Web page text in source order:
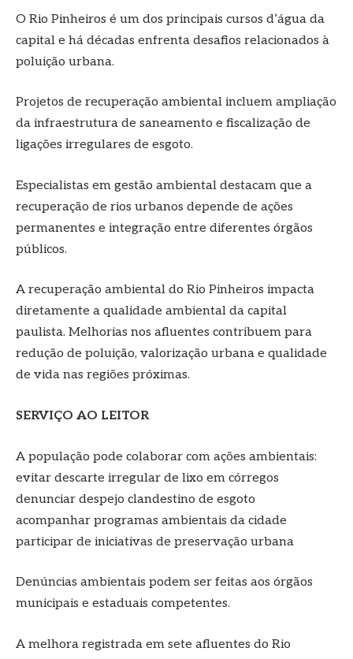
O Rio Pinheiros é um dos principais cursos d’água da
capital e há décadas enfrenta desafios relacionados à
poluição urbana.
Projetos de recuperação ambiental incluem ampliação
da infraestrutura de saneamento e fiscalização de
ligações irregulares de esgoto.
Especialistas em gestão ambiental destacam que a
recuperação de rios urbanos depende de ações
permanentes e integração entre diferentes órgãos
públicos.
A recuperação ambiental do Rio Pinheiros impacta
diretamente a qualidade ambiental da capital
paulista. Melhorias nos afluentes contribuem para
redução de poluição, valorização urbana e qualidade
de vida nas regiões próximas.
SERVIÇO AO LEITOR
A população pode colaborar com ações ambientais:
evitar descarte irregular de lixo em córregos
denunciar despejo clandestino de esgoto
acompanhar programas ambientais da cidade
participar de iniciativas de preservação urbana
Denúncias ambientais podem ser feitas aos órgãos
municipais e estaduais competentes.
A melhora registrada em sete afluentes do Rio